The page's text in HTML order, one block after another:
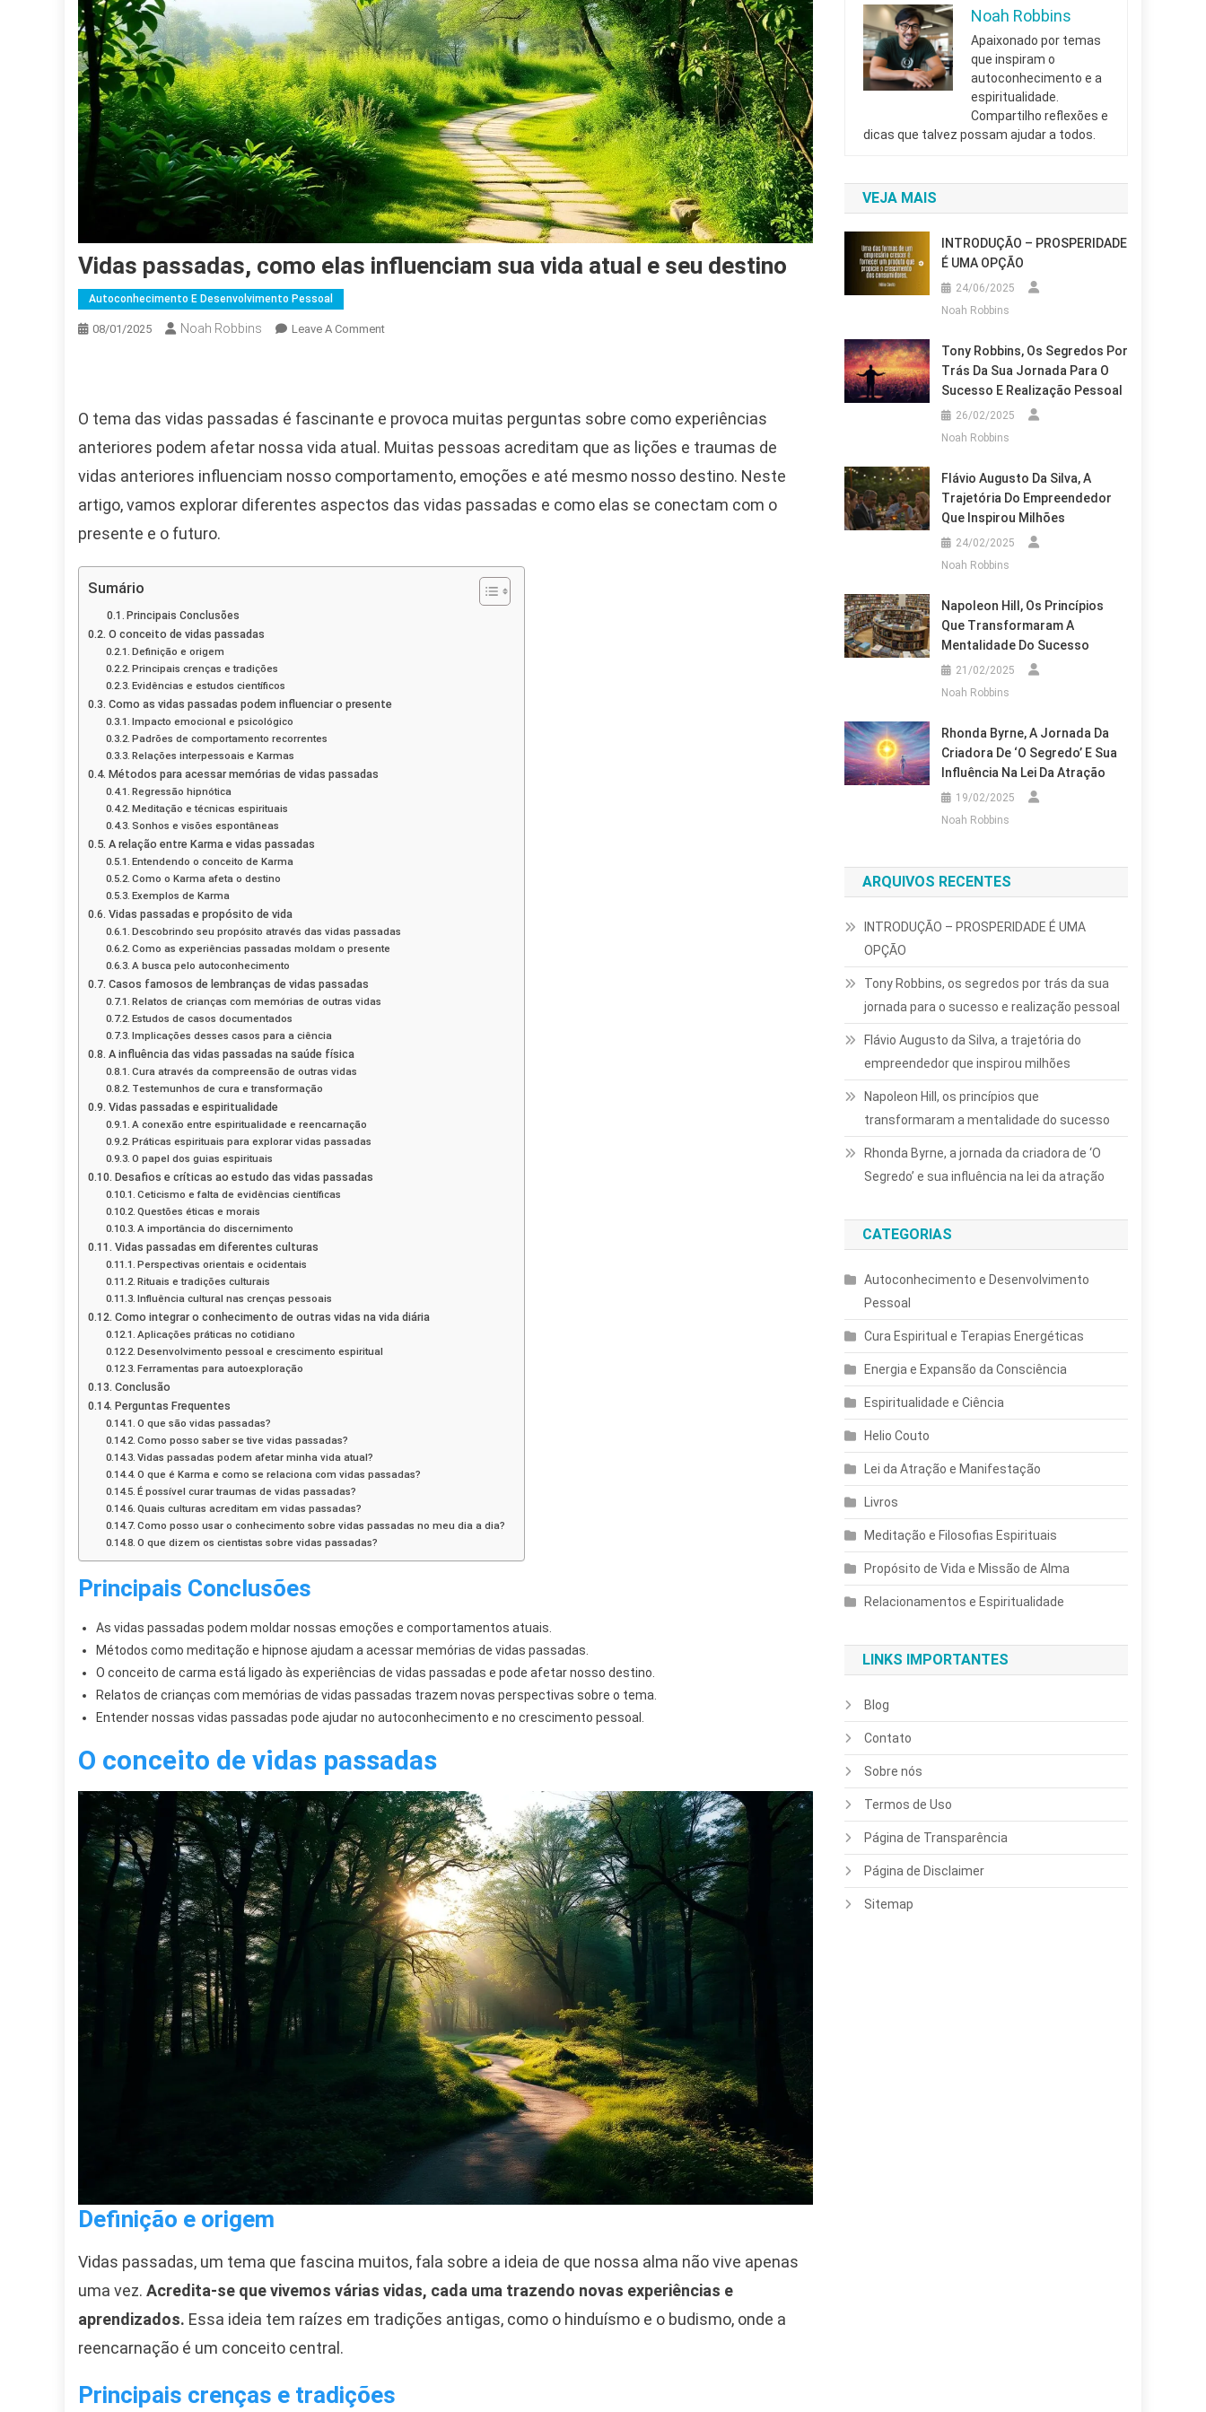
Vidas passadas, como elas influenciam sua vida atual e seu destino
Autoconhecimento E Desenvolvimento Pessoal
08/01/2025 Noah Robbins Leave A CommentOn
Influenciam
Sua
Vida
E
O tema das vidas passadas é fascinante e provoca muitas perguntas sobre como experiências
anteriores podem afetar nossa vida atual. Muitas pessoas acreditam que as lições e traumas de
vidas anteriores influenciam nosso comportamento, emoções e até mesmo nosso destino. Neste
artigo, vamos explorar diferentes aspectos das vidas passadas e como elas se conectam com o
presente e o futuro.
Sumário
Principais Conclusões
O conceito de vidas passadas
Definição e origem
Principais crenças e tradições
Evidências e estudos científicos
Como as vidas passadas podem influenciar o presente
Impacto emocional e psicológico
Padrões de comportamento recorrentes
Relações interpessoais e Karmas
Métodos para acessar memórias de vidas passadas
Regressão hipnótica
Meditação e técnicas espirituais
Sonhos e visões espontâneas
A relação entre Karma e vidas passadas
Entendendo o conceito de Karma
Como o Karma afeta o destino
Exemplos de Karma
Vidas passadas e propósito de vida
Descobrindo seu propósito através das vidas passadas
Como as experiências passadas moldam o presente
A busca pelo autoconhecimento
Casos famosos de lembranças de vidas passadas
Relatos de crianças com memórias de outras vidas
Estudos de casos documentados
Implicações desses casos para a ciência
A influência das vidas passadas na saúde física
Cura através da compreensão de outras vidas
Testemunhos de cura e transformação
Vidas passadas e espiritualidade
A conexão entre espiritualidade e reencarnação
Práticas espirituais para explorar vidas passadas
O papel dos guias espirituais
Desafios e críticas ao estudo das vidas passadas
Ceticismo e falta de evidências científicas
Questões éticas e morais
A importância do discernimento
Vidas passadas em diferentes culturas
Perspectivas orientais e ocidentais
Rituais e tradições culturais
Influência cultural nas crenças pessoais
Como integrar o conhecimento de outras vidas na vida diária
Aplicações práticas no cotidiano
Desenvolvimento pessoal e crescimento espiritual
Ferramentas para autoexploração
Conclusão
Perguntas Frequentes
O que são vidas passadas?
Como posso saber se tive vidas passadas?
Vidas passadas podem afetar minha vida atual?
O que é Karma e como se relaciona com vidas passadas?
É possível curar traumas de vidas passadas?
Quais culturas acreditam em vidas passadas?
Como posso usar o conhecimento sobre vidas passadas no meu dia a dia?
O que dizem os cientistas sobre vidas passadas?
Principais Conclusões
As vidas passadas podem moldar nossas emoções e comportamentos atuais.
Métodos como meditação e hipnose ajudam a acessar memórias de vidas passadas.
O conceito de carma está ligado às experiências de vidas passadas e pode afetar nosso destino.
Relatos de crianças com memórias de vidas passadas trazem novas perspectivas sobre o tema.
Entender nossas vidas passadas pode ajudar no autoconhecimento e no crescimento pessoal.
O conceito de vidas passadas
Definição e origem
Vidas passadas, um tema que fascina muitos, fala sobre a ideia de que nossa alma não vive apenas
uma vez. Acredita-se que vivemos várias vidas, cada uma trazendo novas experiências e
aprendizados. Essa ideia tem raízes em tradições antigas, como o hinduísmo e o budismo, onde a
reencarnação é um conceito central.
Principais crenças e tradições
Noah Robbins
Apaixonado por temas
que inspiram o
autoconhecimento e a
espiritualidade.
Compartilho reflexões e
dicas que talvez possam ajudar a todos.
VEJA MAIS
É UMA OPÇÃO
24/06/2025
Noah Robbins
Tony Robbins, Os Segredos Por
Trás Da Sua Jornada Para O
Sucesso E Realização Pessoal
26/02/2025
Noah Robbins
Flávio Augusto Da Silva, A
Trajetória Do Empreendedor
Que Inspirou Milhões
24/02/2025
Noah Robbins
Napoleon Hill, Os Princípios
Que Transformaram A
Mentalidade Do Sucesso
21/02/2025
Noah Robbins
Rhonda Byrne, A Jornada Da
Criadora De ‘O Segredo’ E Sua
Influência Na Lei Da Atração
19/02/2025
Noah Robbins
ARQUIVOS RECENTES
INTRODUÇÃO – PROSPERIDADE É UMA
OPÇÃO
Tony Robbins, os segredos por trás da sua
jornada para o sucesso e realização pessoal
Flávio Augusto da Silva, a trajetória do
empreendedor que inspirou milhões
Napoleon Hill, os princípios que
transformaram a mentalidade do sucesso
Rhonda Byrne, a jornada da criadora de ‘O
Segredo’ e sua influência na lei da atração
CATEGORIAS
Autoconhecimento e Desenvolvimento
Pessoal
Cura Espiritual e Terapias Energéticas
Energia e Expansão da Consciência
Espiritualidade e Ciência
Helio Couto
Lei da Atração e Manifestação
Livros
Meditação e Filosofias Espirituais
Propósito de Vida e Missão de Alma
Relacionamentos e Espiritualidade
LINKS IMPORTANTES
Blog
Contato
Sobre nós
Termos de Uso
Página de Transparência
Página de Disclaimer
Sitemap